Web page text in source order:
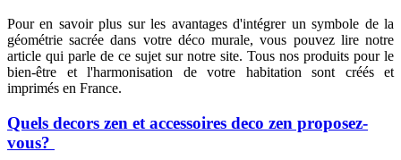
Pour en savoir plus sur les avantages d'intégrer un symbole de la
géométrie sacrée dans votre déco murale, vous pouvez lire notre
article qui parle de ce sujet sur notre site. Tous nos produits pour le
bien-être et l'harmonisation de votre habitation sont créés et
imprimés en France.
Quels decors zen et accessoires deco zen proposez-
vous?